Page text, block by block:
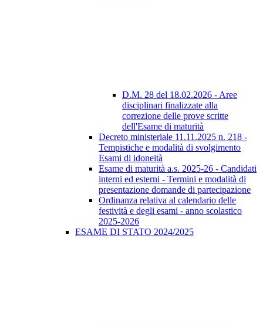
D.M. 28 del 18.02.2026 - Aree
disciplinari finalizzate alla
correzione delle prove scritte
dell'Esame di maturità
Decreto ministeriale 11.11.2025 n. 218 -
Tempistiche e modalità di svolgimento
Esami di idoneità
Esame di maturità a.s. 2025-26 - Candidati
interni ed esterni - Termini e modalità di
presentazione domande di partecipazione
Ordinanza relativa al calendario delle
festività e degli esami - anno scolastico
2025-2026
ESAME DI STATO 2024/2025